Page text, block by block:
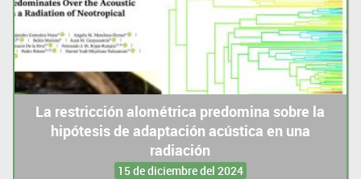
La restricción alométrica predomina sobre la
hipótesis de adaptación acústica en una
radiación
15 de diciembre del 2024